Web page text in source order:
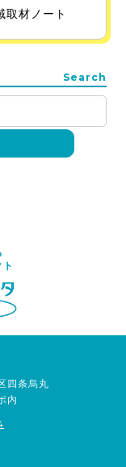
材ノート
Search
四条烏丸
内